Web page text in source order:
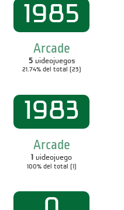
1985
Arcade
5videojuegos
21.74% del total (23)
1983
Arcade
videojuego
100% del total (1)